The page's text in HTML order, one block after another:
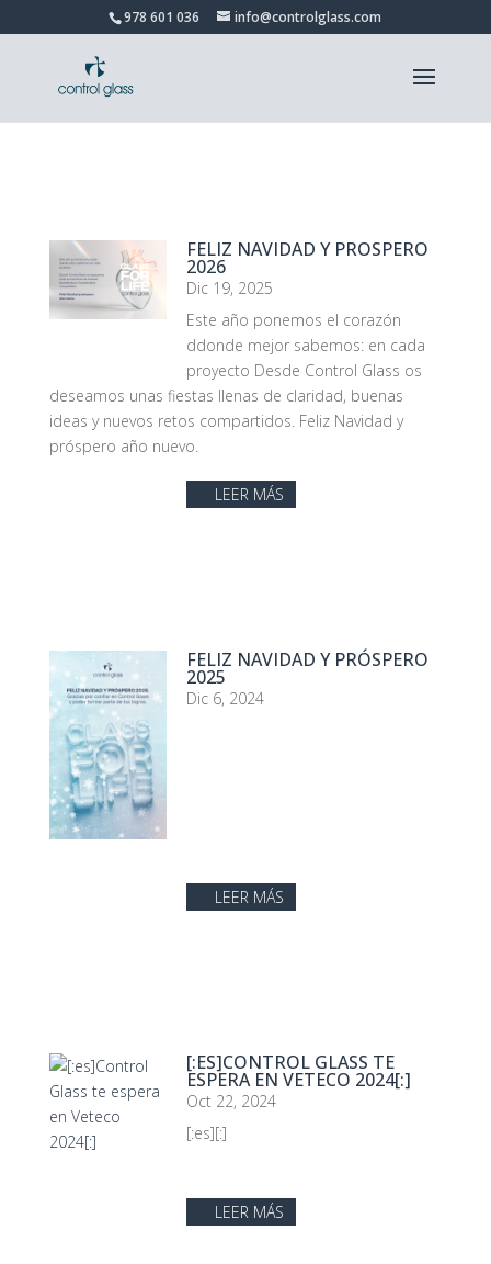
978 601 036 info@controlglass.com
FELIZ NAVIDAD Y PROSPERO
2026
Dic 19, 2025
Este año ponemos el corazón
ddonde mejor sabemos: en cada
proyecto Desde Control Glass os
deseamos unas fiestas llenas de claridad, buenas
ideas y nuevos retos compartidos. Feliz Navidad y
próspero año nuevo.
LEER MÁS
FELIZ NAVIDAD Y PRÓSPERO
2025
Dic 6, 2024
LEER MÁS
[:ES]CONTROL GLASS TE
ESPERA EN VETECO 2024[:]
Oct 22, 2024
[:es][:]
LEER MÁS